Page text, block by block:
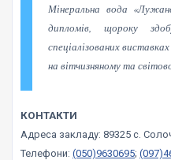
Мінеральна вода
дипломів, щороку
спеціалізованих
на вітчизняному та
КОНТАКТИ
Адреса закладу: 89325 с.
Телефони: (050)9630695;